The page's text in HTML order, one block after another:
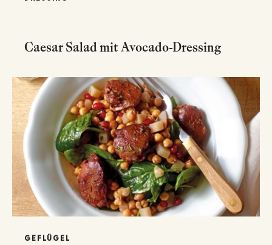
Caesar Salad mit Avocado-Dressing
GEFLÜGEL